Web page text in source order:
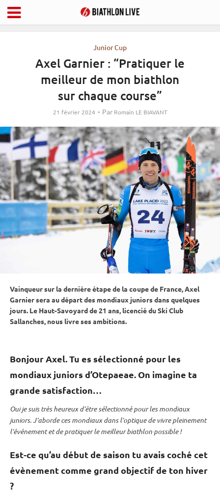
Junior Cup
Axel Garnier : “Pratiquer le
meilleur de mon biathlon
sur chaque course”
21 février 2024 Par Romain LE BIAVANT
Vainqueur sur la dernière étape de la coupe de France, Axel
Garnier sera au départ des mondiaux juniors dans quelques
jours. Le Haut-Savoyard de 21 ans, licencié du Ski Club
Sallanches, nous livre ses ambitions.
Bonjour Axel. Tu es sélectionné pour les
mondiaux juniors d’Otepaeae. On imagine ta
grande satisfaction…
Oui je suis très heureux d’être sélectionné pour les mondiaux
juniors. J’aborde ces mondiaux dans l’optique de vivre pleinement
l’événement et de pratiquer le meilleur biathlon possible !
Est-ce qu’au début de saison tu avais coché cet
évènement comme grand objectif de ton hiver
?